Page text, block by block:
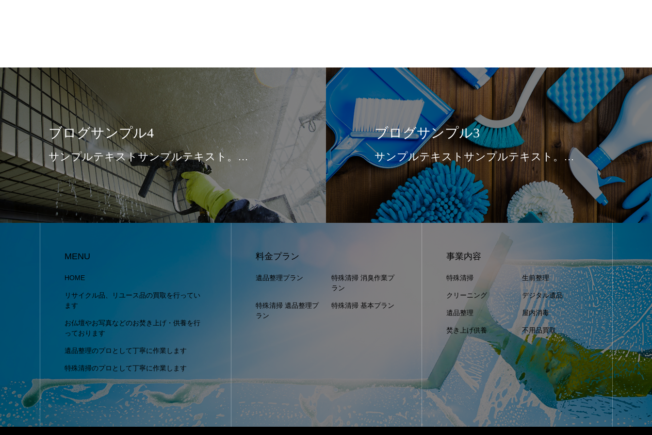
ブログサンプル4
サンプルテキストサンプルテキスト。…
ブログサンプル3
サンプルテキストサンプルテキスト。…
MENU
HOME
リサイクル品、リユース品の買取を行ってい
ます
お仏壇やお写真などのお焚き上げ・供養を行
っております
遺品整理のプロとして丁寧に作業します
特殊清掃のプロとして丁寧に作業します
料金プラン
遺品整理プラン
特殊清掃 消臭作業プ
ラン
特殊清掃 遺品整理プ
ラン
特殊清掃 基本プラン
事業内容
特殊清掃 生前整理
クリーニング デジタル遺品
遺品整理 屋内消毒
焚き上げ供養 不用品買取